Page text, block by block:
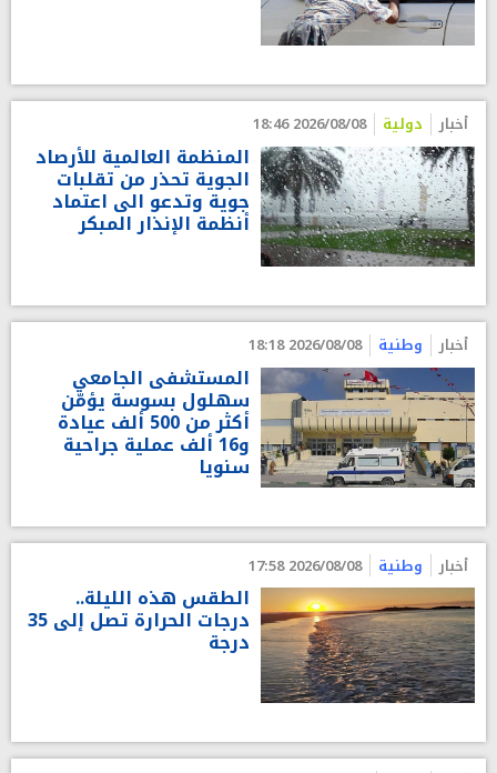
أخبار دولية 2026/08/08 18:46
المنظمة العالمية للأرصاد
الجوية تحذر من تقلبات
جوية وتدعو الى اعتماد
أنظمة الإنذار المبكر
أخبار وطنية 2026/08/08 18:18
المستشفى الجامعي
سهلول بسوسة يؤمّن
أكثر من 500 ألف عيادة
و16 ألف عملية جراحية
سنويا
أخبار وطنية 2026/08/08 17:58
الطقس هذه الليلة..
درجات الحرارة تصل إلى 35
درجة